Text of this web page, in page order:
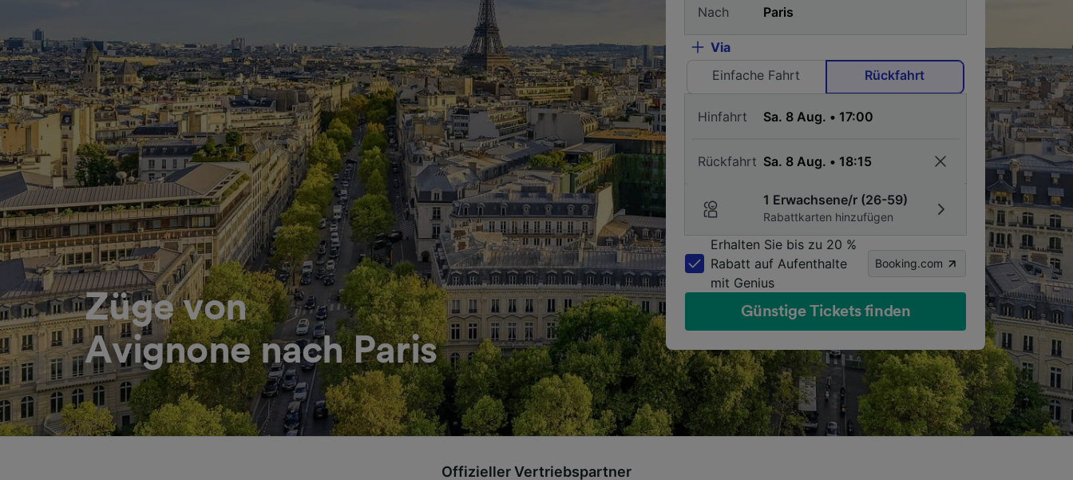
Züge von
Avignone nach Paris
Nach
Via
Einfache Fahrt
Rückfahrt
Hinfahrt
Rückfahrt
1 Erwachsene/r (26-59)
Rabattkarten hinzufügen
Erhalten Sie bis zu 20 %
Rabatt auf Aufenthalte
mit Genius
Booking.com
Günstige Tickets finden
Offizieller Vertriebspartner